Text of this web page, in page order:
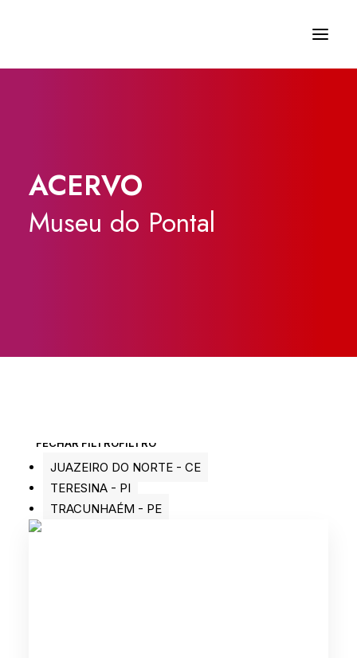
ACERVO
Museu do Pontal
FECHAR FILTROFILTRO
JUAZEIRO DO NORTE - CE
TERESINA - PI
TRACUNHAÉM - PE